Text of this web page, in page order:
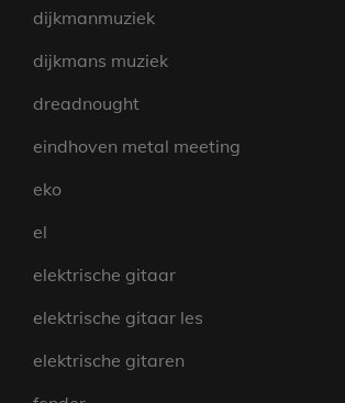
dijkmanmuziek
dijkmans muziek
dreadnought
eindhoven metal meeting
eko
el
elektrische gitaar
elektrische gitaar les
elektrische gitaren